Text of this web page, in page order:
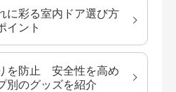
に彩る室内ドア選び方
イント
を防止 安全性を高め
別のグッズを紹介